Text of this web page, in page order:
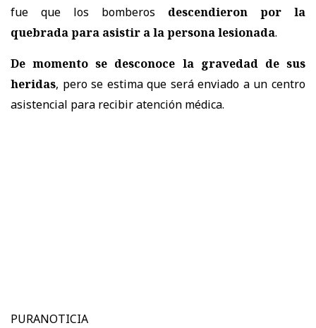
fue que los bomberos descendieron por la
quebrada para asistir a la persona lesionada.
De momento se desconoce la gravedad de sus
heridas, pero se estima que será enviado a un centro
asistencial para recibir atención médica.
PURANOTICIA